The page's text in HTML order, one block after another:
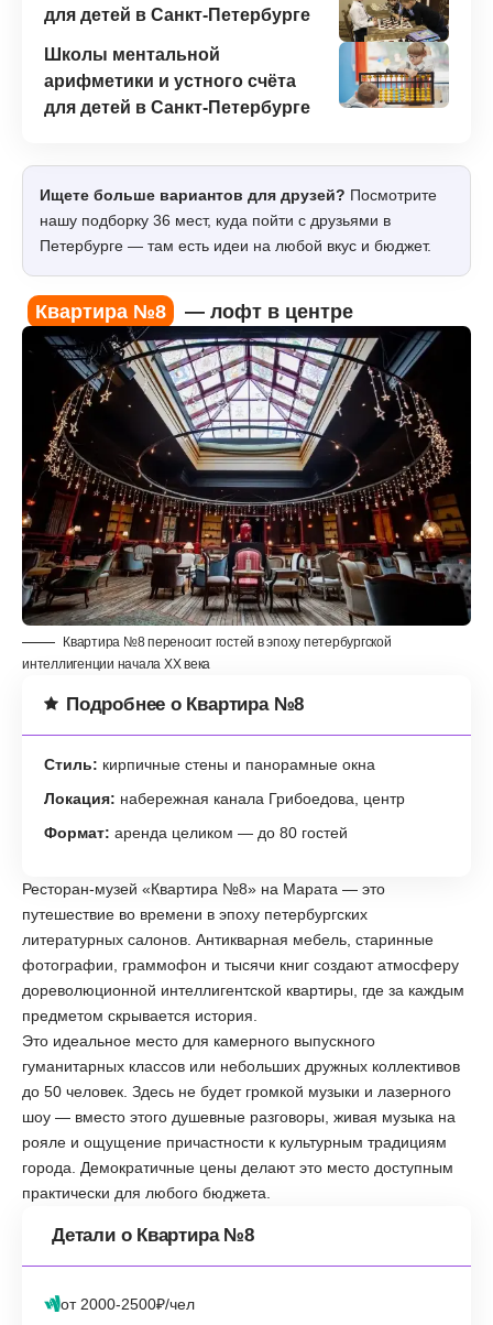
для детей в Санкт-Петербурге
Школы ментальной
арифметики и устного счёта
для детей в Санкт-Петербурге
Ищете больше вариантов для друзей? Посмотрите
нашу подборку 36 мест, куда пойти с друзьями в
Петербурге — там есть идеи на любой вкус и бюджет.
Квартира №8 — лофт в центре
Квартира №8 переносит гостей в эпоху петербургской
интеллигенции начала XX века
Подробнее о Квартира №8
Стиль: кирпичные стены и панорамные окна
Локация: набережная канала Грибоедова, центр
Формат: аренда целиком — до 80 гостей
Ресторан-музей «Квартира №8» на Марата — это
путешествие во времени в эпоху петербургских
литературных салонов. Антикварная мебель, старинные
фотографии, граммофон и тысячи книг создают атмосферу
дореволюционной интеллигентской квартиры, где за каждым
предметом скрывается история.
Это идеальное место для камерного выпускного
гуманитарных классов или небольших дружных коллективов
до 50 человек. Здесь не будет громкой музыки и лазерного
шоу — вместо этого душевные разговоры, живая музыка на
рояле и ощущение причастности к культурным традициям
города. Демократичные цены делают это место доступным
практически для любого бюджета.
Детали о Квартира №8
от 2000-2500₽/чел